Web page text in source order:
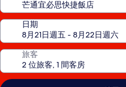
日期
旅客